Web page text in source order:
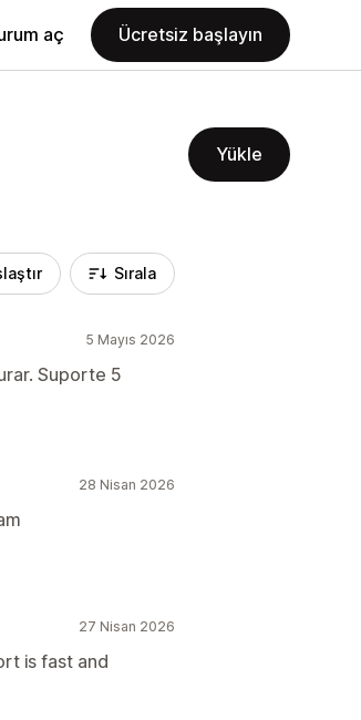
aç Ücretsiz başlayın
Yükle
Sırala
5 Mayıs 2026
Suporte 5
28 Nisan 2026
27 Nisan 2026
is fast and